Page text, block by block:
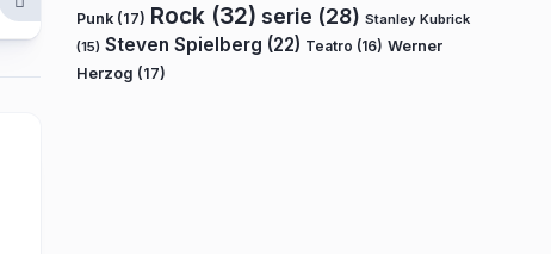
Punk (17) Rock (32) serie (28) Stanley Kubrick
(15) Steven Spielberg (22) Teatro (16) Werner
Herzog (17)